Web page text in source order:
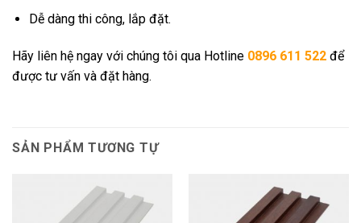
Dễ dàng thi công, lắp đặt.
Hãy liên hệ ngay với chúng tôi qua Hotline 0896 611 522 để
được tư vấn và đặt hàng.
SẢN PHẨM TƯƠNG TỰ